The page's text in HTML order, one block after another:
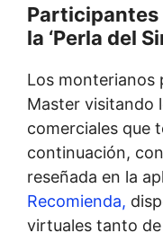
Participantes
la ‘Perla del
Los monterianos
Master visitando
comerciales que
continuación,
reseñada en la
Recomienda,
virtuales tanto